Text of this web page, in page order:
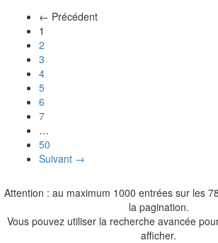
← Précédent
1
2
3
4
5
6
7
…
50
Suivant →
Attention : au maximum 1000 entrées sur les
la pagination.
Vous pouvez utiliser la recherche avancée
afficher.